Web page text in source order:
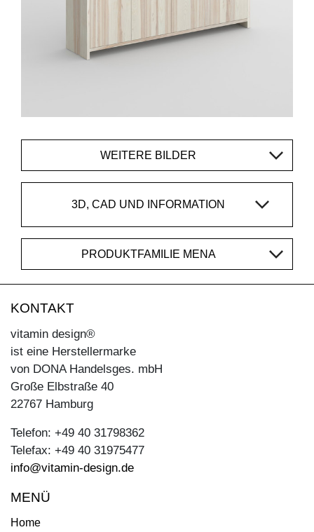
WEITERE BILDER
3D, CAD UND INFORMATION
PRODUKTFAMILIE MENA
KONTAKT
vitamin design®
ist eine Herstellermarke
von DONA Handelsges. mbH
Große Elbstraße 40
22767 Hamburg
Telefon: +49 40 31798362
Telefax: +49 40 31975477
info@vitamin-design.de
MENÜ
Home